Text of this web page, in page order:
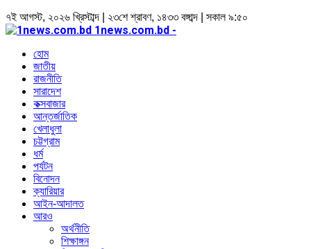
৭ই আগস্ট, ২০২৬ খ্রিস্টাব্দ | ২৩শে শ্রাবণ, ১৪৩৩ বঙ্গাব্দ | সকাল ৯:৫০
1news.com.bd -
হোম
জাতীয়
রাজনীতি
সারাদেশ
কক্সবাজার
আন্তর্জাতিক
খেলাধুলা
চট্টগ্রাম
ধর্ম
পর্যটন
বিনোদন
ক্যারিয়ার
আইন-আদালত
আরও
অর্থনীতি
শিক্ষাঙ্গন